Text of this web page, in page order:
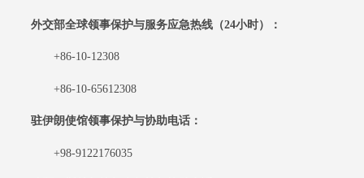
外交部全球领事保护与服务应急热线（24小时）：
+86-10-12308
+86-10-65612308
驻伊朗使馆领事保护与协助电话：
+98-9122176035